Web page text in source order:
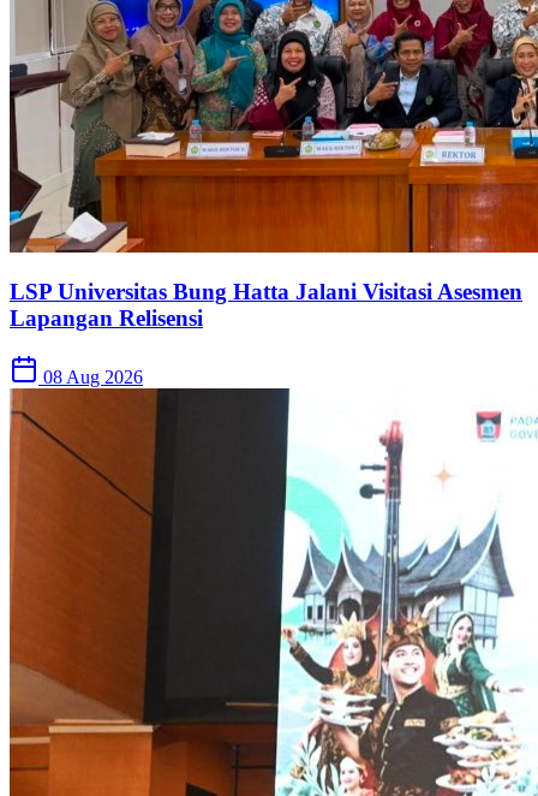
LSP Universitas Bung Hatta Jalani Visitasi Asesmen
Lapangan Relisensi
08 Aug 2026